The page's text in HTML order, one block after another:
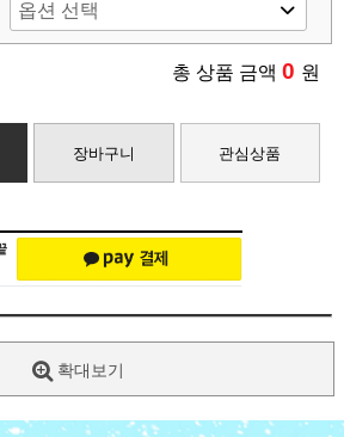
총 상품 금액 0 원
장바구니 관심상품
확대보기